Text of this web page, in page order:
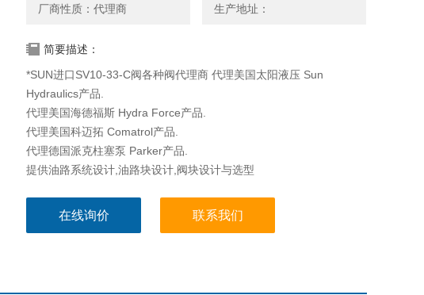
厂商性质：代理商 生产地址：
简要描述：
*SUN进口SV10-33-C阀各种阀代理商 代理美国太阳液压 Sun
Hydraulics产品.
代理美国海德福斯 Hydra Force产品.
代理美国科迈拓 Comatrol产品.
代理德国派克柱塞泵 Parker产品.
提供油路系统设计,油路块设计,阀块设计与选型
在线询价 联系我们